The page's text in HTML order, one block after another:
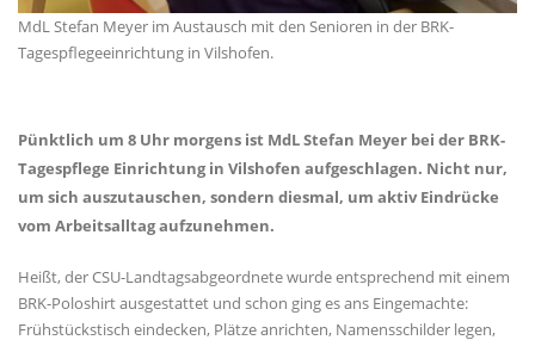
MdL Stefan Meyer im Austausch mit den Senioren in der BRK-
Tagespflegeeinrichtung in Vilshofen.
Pünktlich um 8 Uhr morgens ist MdL Stefan Meyer bei der BRK-
Tagespflege Einrichtung in Vilshofen aufgeschlagen. Nicht nur,
um sich auszutauschen, sondern diesmal, um aktiv Eindrücke
vom Arbeitsalltag aufzunehmen.
Heißt, der CSU-Landtagsabgeordnete wurde entsprechend mit einem
BRK-Poloshirt ausgestattet und schon ging es ans Eingemachte:
Frühstückstisch eindecken, Plätze anrichten, Namensschilder legen,